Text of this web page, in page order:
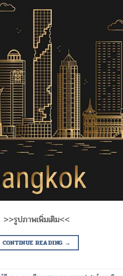
ภาพเพิ่มเติม<<
CONTINUE READING →